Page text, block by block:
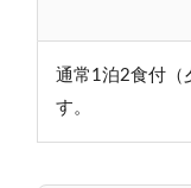
通常1泊2食付（
す。